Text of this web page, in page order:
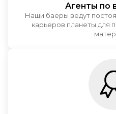
Агенты по
Наши баеры ведут
карьеров планеты для